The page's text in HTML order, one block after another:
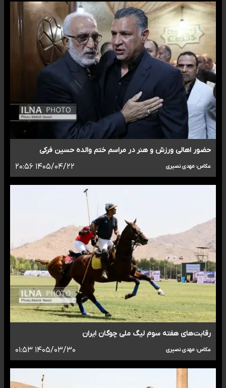
حضور اهالی ورزش و هنر در مراسم ختم والده حسین فرکی
عکاس: مهدی نصیری ۱۴۰۵/۰۴/۲۲ ۲۰:۵۶
رقابت‌های هفته سوم لیگ ملی چوگان ایران
عکاس: مهدی نصیری ۱۴۰۵/۰۳/۳۰ ۰۱:۵۳